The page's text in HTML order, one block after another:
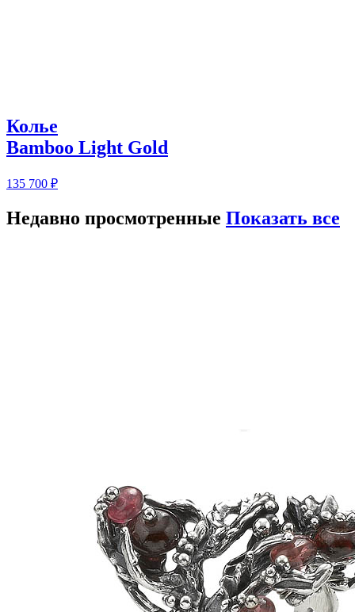
Колье
Bamboo Light Gold
135 700 ₽
Недавно просмотренные Показать все